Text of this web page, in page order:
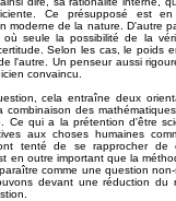
Ce présupposé est
moderne de la nature. D'autre
seule la possibilité de la
Selon les cas, le poids
l'autre. Un penseur aussi
convaincu.
cela entraîne deux
combinaison des
Ce qui a la prétention d'être
aux choses humaines
tenté de se rapprocher
en outre important que la
comme une question
devant une réduction